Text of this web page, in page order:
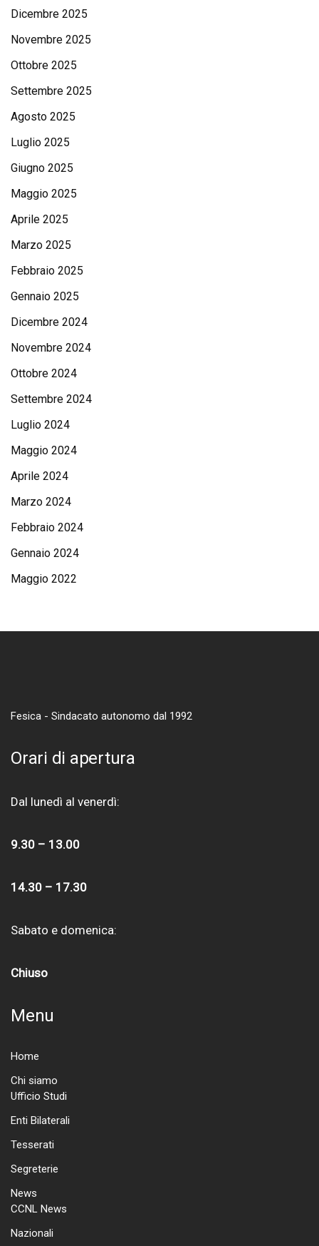
Dicembre 2025
Novembre 2025
Ottobre 2025
Settembre 2025
Agosto 2025
Luglio 2025
Giugno 2025
Maggio 2025
Aprile 2025
Marzo 2025
Febbraio 2025
Gennaio 2025
Dicembre 2024
Novembre 2024
Ottobre 2024
Settembre 2024
Luglio 2024
Maggio 2024
Aprile 2024
Marzo 2024
Febbraio 2024
Gennaio 2024
Maggio 2022
Fesica - Sindacato autonomo dal 1992
Orari di apertura
Dal lunedì al venerdì:
9.30 – 13.00
14.30 – 17.30
Sabato e domenica:
Chiuso
Menu
Home
Chi siamo
Ufficio Studi
Enti Bilaterali
Tesserati
Segreterie
News
CCNL News
Nazionali